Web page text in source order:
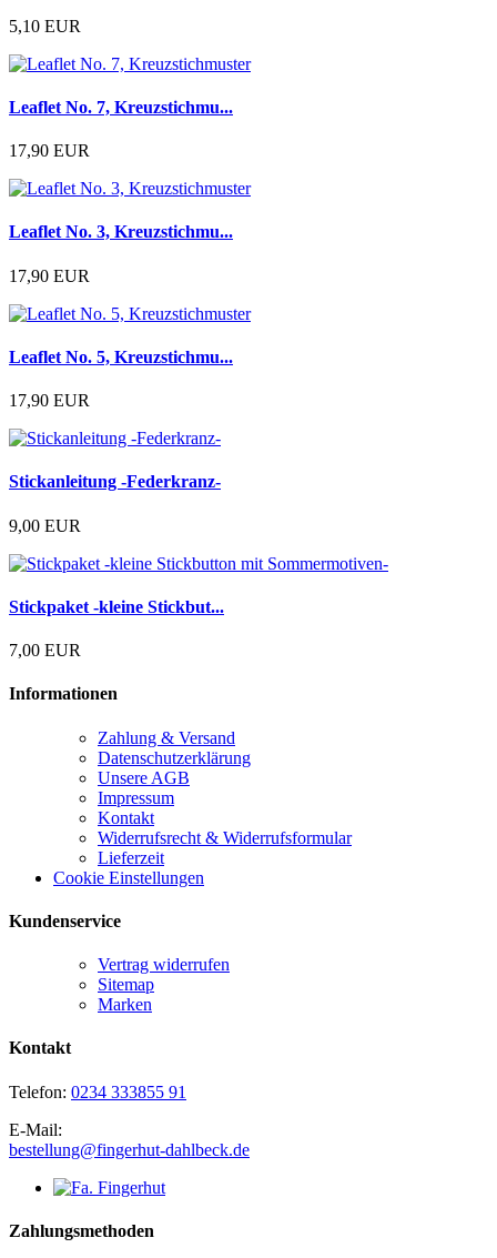
5,10 EUR
Leaflet No. 7, Kreuzstichmu...
17,90 EUR
Leaflet No. 3, Kreuzstichmu...
17,90 EUR
Leaflet No. 5, Kreuzstichmu...
17,90 EUR
Stickanleitung -Federkranz-
9,00 EUR
Stickpaket -kleine Stickbut...
7,00 EUR
Informationen
Zahlung & Versand
Datenschutzerklärung
Unsere AGB
Impressum
Kontakt
Widerrufsrecht & Widerrufsformular
Lieferzeit
Cookie Einstellungen
Kundenservice
Vertrag widerrufen
Sitemap
Marken
Kontakt
Telefon: 0234 333855 91
E-Mail:
bestellung@fingerhut-dahlbeck.de
Zahlungsmethoden